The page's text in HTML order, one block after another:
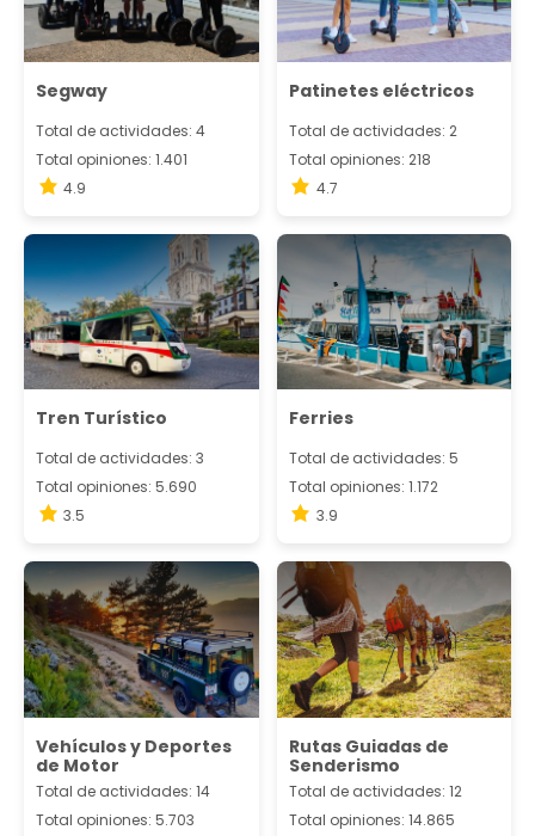
Segway
Total de actividades: 4
Total opiniones: 1.401
4.9
Patinetes eléctricos
Total de actividades: 2
Total opiniones: 218
4.7
Tren Turístico
Total de actividades: 3
Total opiniones: 5.690
3.5
Ferries
Total de actividades: 5
Total opiniones: 1.172
3.9
Vehículos y Deportes
de Motor
Total de actividades: 14
Total opiniones: 5.703
Rutas Guiadas de
Senderismo
Total de actividades: 12
Total opiniones: 14.865